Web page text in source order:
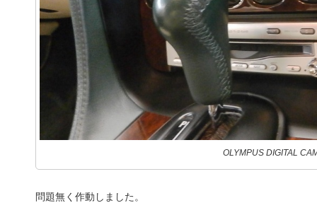
OLYMPUS DIGITAL
問題無く作動しました。